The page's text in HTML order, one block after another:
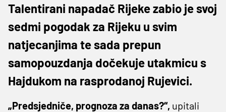
Talentirani napadač Rijeke zabio je svoj
sedmi pogodak za Rijeku u svim
natjecanjima te sada prepun
samopouzdanja dočekuje utakmicu s
Hajdukom na rasprodanoj Rujevici.
„Predsjedniče, prognoza za danas?“, upitali